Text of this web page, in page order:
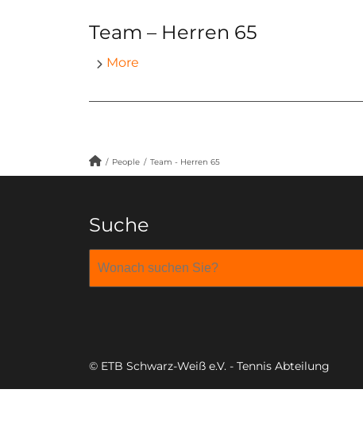
Team – Herren 65
More
/ People / Team - Herren 65
Suche
© ETB Schwarz-Weiß e.V. - Tennis Abteilung